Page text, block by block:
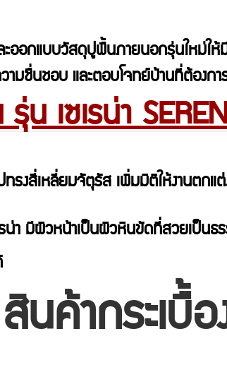
กแบบวัสดุปูพื้นภายนอกรุ่นใหม่ให้มีค
วามชื่นชอบ และตอบโจทย์บ้านที่ต้อง
รุ่น เซเรน่า
สี่เหลี่ยมจัตุรัส เพิ่มมิติให้งานตกแต่
เรน่า มีผิวหน้าเป็นผิวหินขัดที่สวยเป็
สินค้ากระเบื้